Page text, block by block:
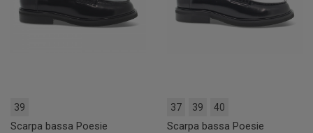
39
Scarpa bassa Poesie
37 39 40
Scarpa bassa Poesie